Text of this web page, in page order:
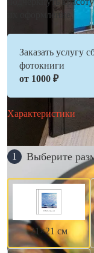
их оформление.
Заказать услугу
фотокниги
от 1000 ₽
Характеристики
1 Выберите
21×21 см